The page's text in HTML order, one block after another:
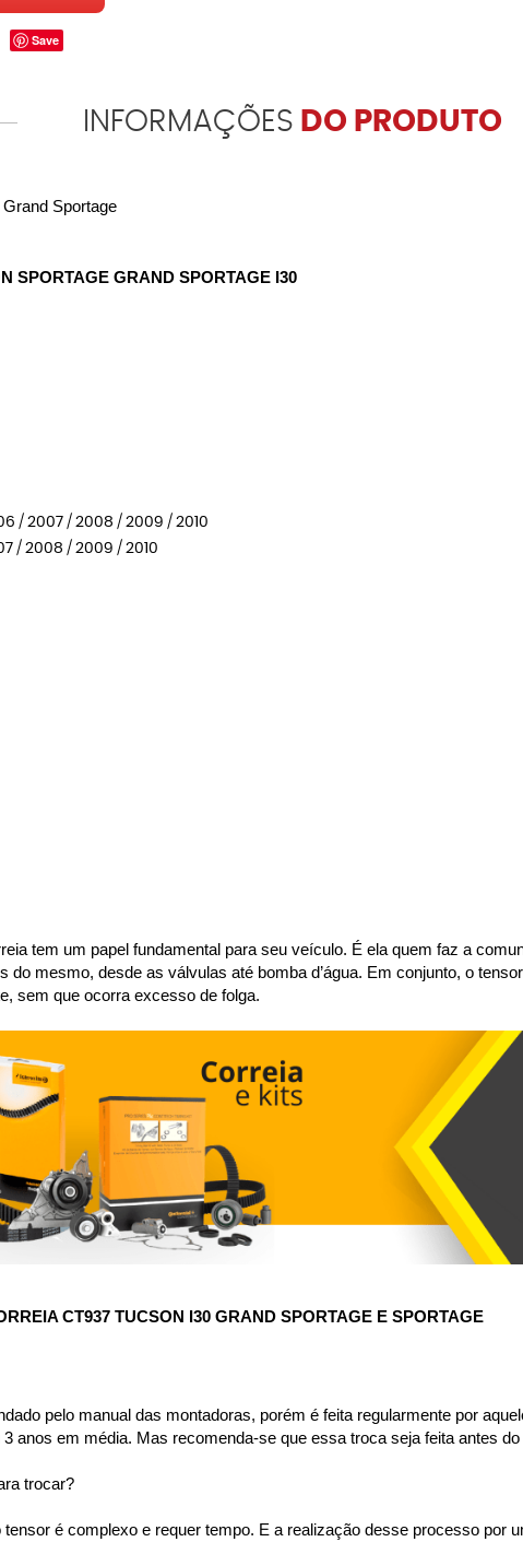
Save
INFORMAÇÕES DO PRODUTO
Sportage
SPORTAGE GRAND SPORTAGE I30
/ 2007 / 2008 / 2009 / 2010
/ 2008 / 2009 / 2010
tem um papel fundamental para seu veículo. É ela quem faz a
mesmo, desde as válvulas até bomba d’água. Em conjunto, o
sem que ocorra excesso de folga.
CT937 TUCSON I30 GRAND SPORTAGE E SPORTAGE
pelo manual das montadoras, porém é feita regularmente por
anos em média. Mas recomenda-se que essa troca seja feita antes do
trocar?
é complexo e requer tempo. E a realização desse processo por